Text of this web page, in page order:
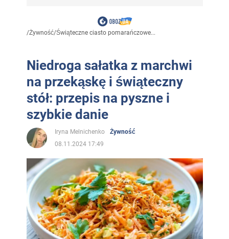
/Żywność/Świąteczne ciasto pomarańczowe...
Niedroga sałatka z marchwi
na przekąskę i świąteczny
stół: przepis na pyszne i
szybkie danie
Iryna Melnichenko
Żywność
08.11.2024 17:49